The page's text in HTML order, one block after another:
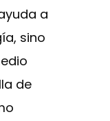
a
sino
de